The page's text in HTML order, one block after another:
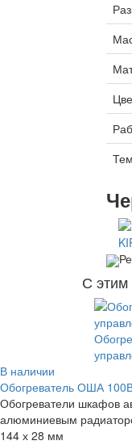
С этим
В наличии
Обогреватель ОША
Обогреватели шкафов
алюминиевым
144 х 28 мм